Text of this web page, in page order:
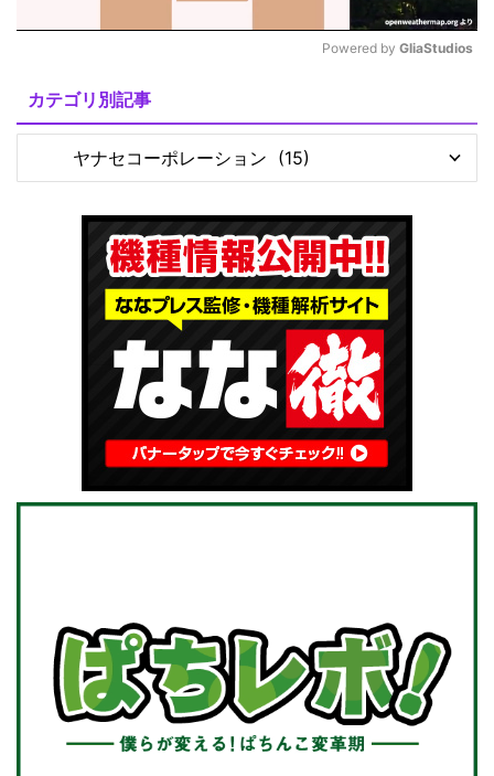
t
Powered by GliaStudios
カテゴリ別記事